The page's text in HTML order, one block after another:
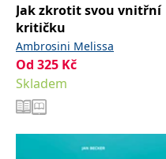
Jak zkrotit svou vnitřní
kritičku
Ambrosini Melissa
Od 325 Kč
Skladem